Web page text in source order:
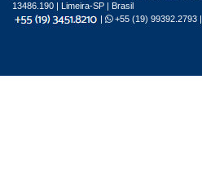
13486.190 | Limeira-SP | Brasil
|
+55 (19) 99392.2793 |